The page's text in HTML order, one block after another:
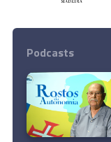
© 2026
Podcasts